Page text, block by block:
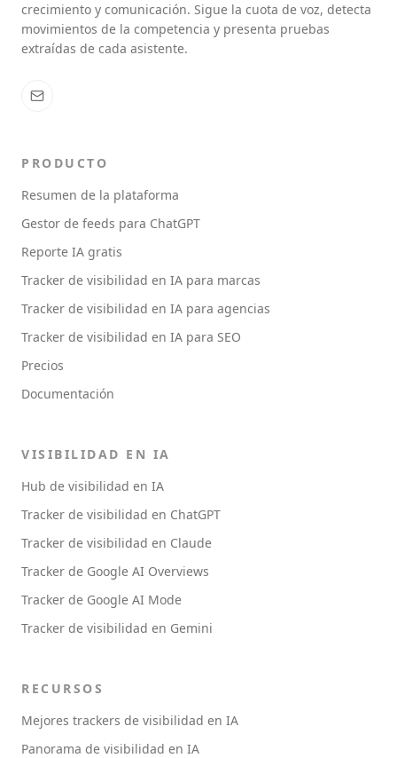
crecimiento y comunicación. Sigue la cuota de voz, detecta
movimientos de la competencia y presenta pruebas
extraídas de cada asistente.
PRODUCTO
Resumen de la plataforma
Gestor de feeds para ChatGPT
Reporte IA gratis
Tracker de visibilidad en IA para marcas
Tracker de visibilidad en IA para agencias
Tracker de visibilidad en IA para SEO
Precios
Documentación
VISIBILIDAD EN IA
Hub de visibilidad en IA
Tracker de visibilidad en ChatGPT
Tracker de visibilidad en Claude
Tracker de Google AI Overviews
Tracker de Google AI Mode
Tracker de visibilidad en Gemini
RECURSOS
Mejores trackers de visibilidad en IA
Panorama de visibilidad en IA